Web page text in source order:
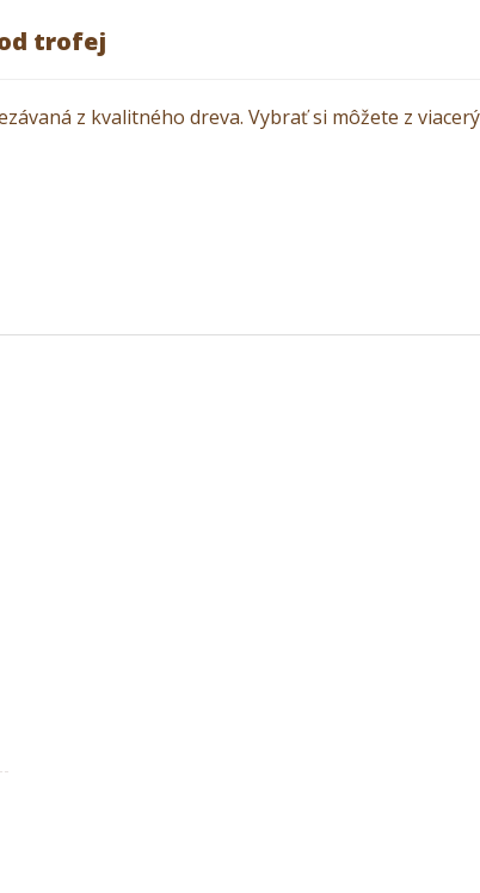
trofej
z kvalitného dreva. Vybrať si môžete z